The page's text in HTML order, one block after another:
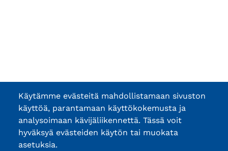
Käytämme evästeitä mahdollistamaan sivuston
käyttöä, parantamaan käyttökokemusta ja
analysoimaan kävijäliikennettä. Tässä voit
hyväksyä evästeiden käytön tai muokata
asetuksia.